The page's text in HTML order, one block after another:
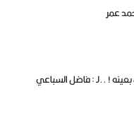
عمر
! ..لـ : فاضل السباعي